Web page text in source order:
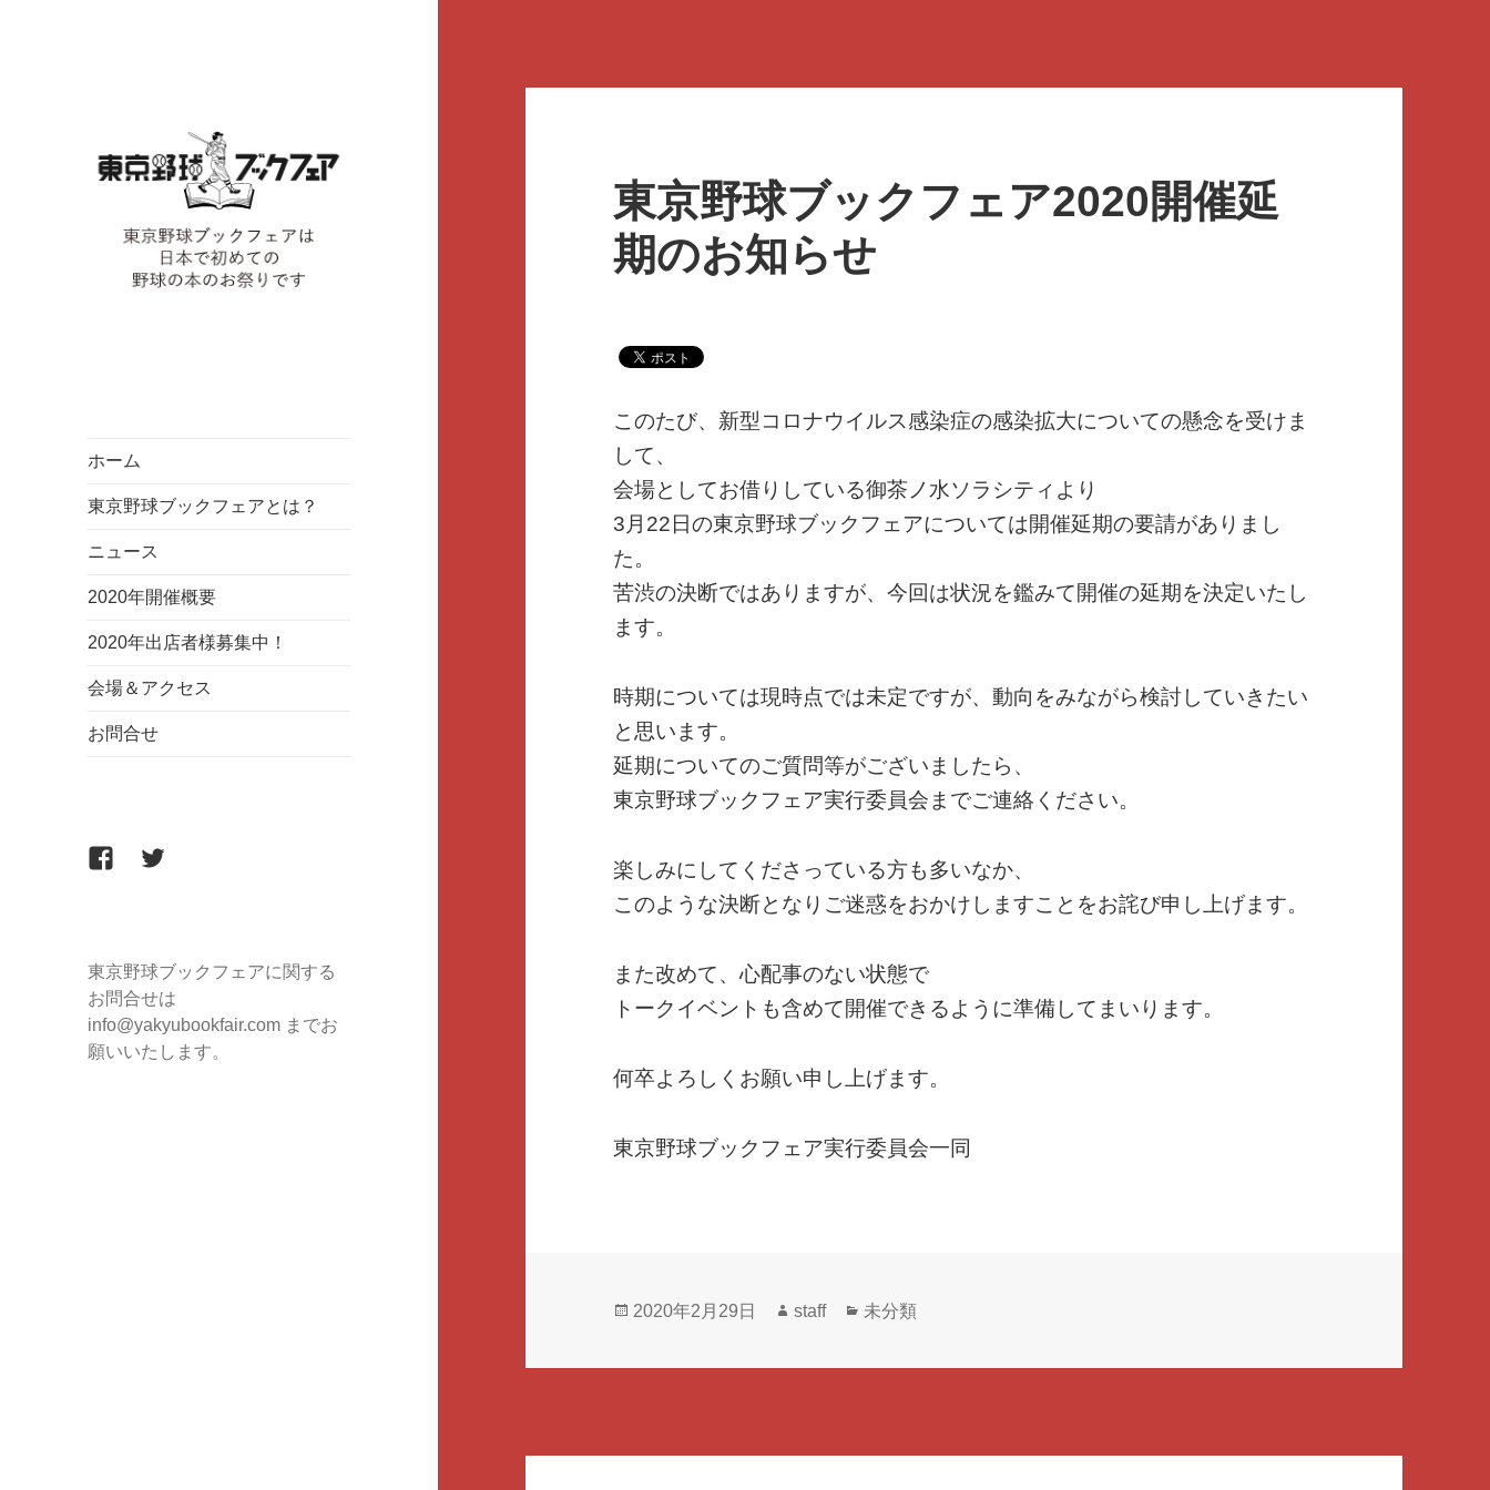
ホーム
東京野球ブックフェアとは？
ニュース
2020年開催概要
2020年出店者様募集中！
会場＆アクセス
お問合せ
Facebook
twitter
東京野球ブックフェアに関する
お問合せは
info@yakyubookfair.com までお
願いいたします。
東京野球ブックフェア2020開催延
期のお知らせ
このたび、新型コロナウイルス感染症の感染拡大についての懸念を受けま
して、
会場としてお借りしている御茶ノ水ソラシティより
3月22日の東京野球ブックフェアについては開催延期の要請がありまし
た。
苦渋の決断ではありますが、今回は状況を鑑みて開催の延期を決定いたし
ます。
時期については現時点では未定ですが、動向をみながら検討していきたい
と思います。
延期についてのご質問等がございましたら、
東京野球ブックフェア実行委員会までご連絡ください。
楽しみにしてくださっている方も多いなか、
このような決断となりご迷惑をおかけしますことをお詫び申し上げます。
また改めて、心配事のない状態で
トークイベントも含めて開催できるように準備してまいります。
何卒よろしくお願い申し上げます。
東京野球ブックフェア実行委員会一同
投
2020年2月29日
作
staff
カ
未分類